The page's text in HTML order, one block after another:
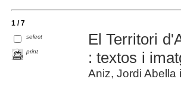
1 / 7
select
print
El Territori
: textos i
Aniz, Jordi Abella